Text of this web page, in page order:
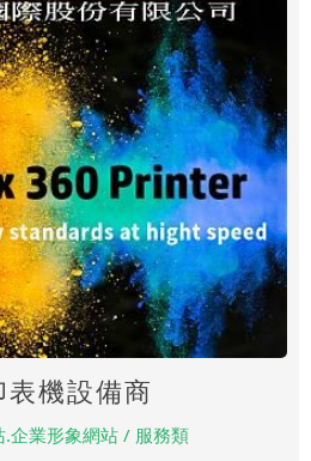
機設備商
企業形象網站 / 服務類